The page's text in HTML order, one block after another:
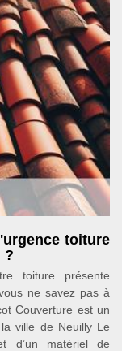
toiture
?
toiture présente
ne savez pas à
Couverture est un
ville de Neuilly Le
d’un matériel de